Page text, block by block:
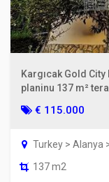
Kargıcak Gold
planinu 137 m²
€ 115.000
Turkey > Alanya
137 m2